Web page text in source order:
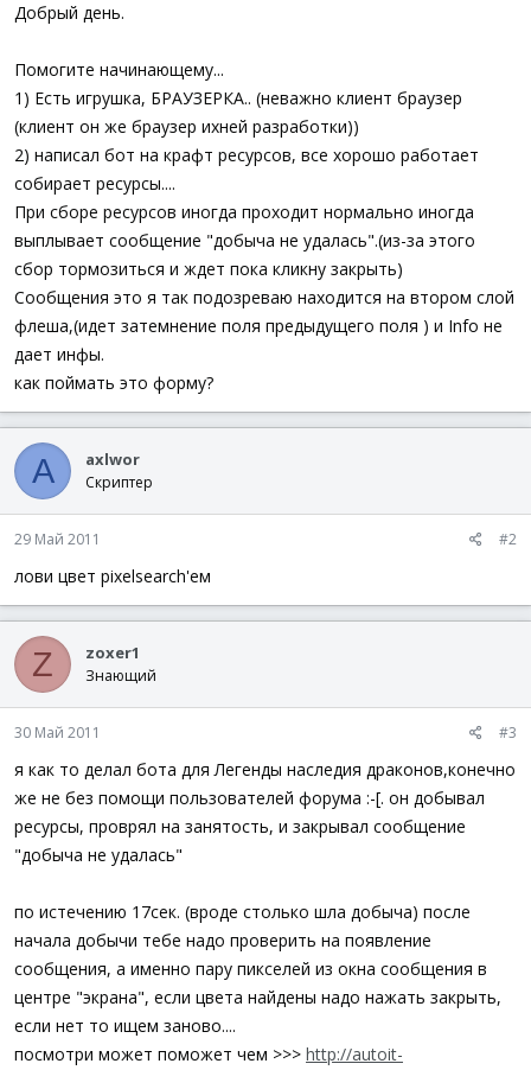
Добрый день.
Помогите начинающему...
1) Есть игрушка, БРАУЗЕРКА.. (неважно клиент браузер
(клиент он же браузер ихней разработки))
2) написал бот на крафт ресурсов, все хорошо работает
собирает ресурсы....
При сборе ресурсов иногда проходит нормально иногда
выплывает сообщение "добыча не удалась".(из-за этого
сбор тормозиться и ждет пока кликну закрыть)
Сообщения это я так подозреваю находится на втором слой
флеша,(идет затемнение поля предыдущего поля ) и Info не
дает инфы.
как поймать это форму?
A axlwor
Скриптер
29 Май 2011 #2
лови цвет pixelsearch'ем
Z zoxer1
Знающий
30 Май 2011 #3
я как то делал бота для Легенды наследия драконов,конечно
же не без помощи пользователей форума :-[. он добывал
ресурсы, проврял на занятость, и закрывал сообщение
"добыча не удалась"
по истечению 17сек. (вроде столько шла добыча) после
начала добычи тебе надо проверить на появление
сообщения, а именно пару пикселей из окна сообщения в
центре "экрана", если цвета найдены надо нажать закрыть,
если нет то ищем заново....
посмотри может поможет чем >>> http://autoit-